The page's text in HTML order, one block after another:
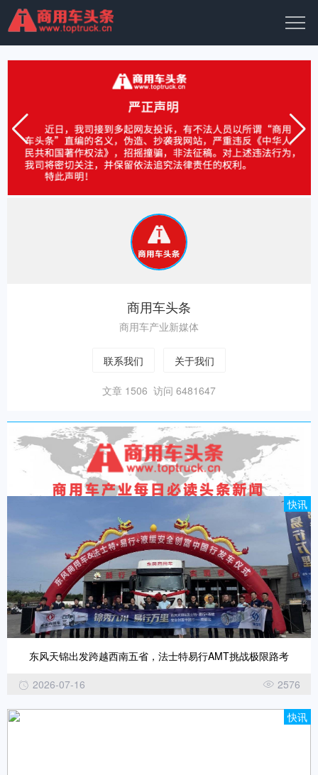
商用车头条
商用车产业新媒体
联系我们 关于我们
文章 1506 访问 6481647
快讯
东风天锦出发跨越西南五省，法士特易行AMT挑战极限路考
2026-07-16
2576
快讯